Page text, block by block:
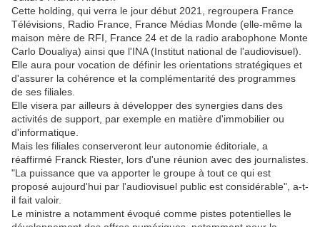
Cette holding, qui verra le jour début 2021, regroupera France
Télévisions, Radio France, France Médias Monde (elle-même la
maison mère de RFI, France 24 et de la radio arabophone Monte
Carlo Doualiya) ainsi que l'INA (Institut national de l'audiovisuel).
Elle aura pour vocation de définir les orientations stratégiques et
d'assurer la cohérence et la complémentarité des programmes
de ses filiales.
Elle visera par ailleurs à développer des synergies dans des
activités de support, par exemple en matière d'immobilier ou
d'informatique.
Mais les filiales conserveront leur autonomie éditoriale, a
réaffirmé Franck Riester, lors d'une réunion avec des journalistes.
"La puissance que va apporter le groupe à tout ce qui est
proposé aujourd'hui par l'audiovisuel public est considérable", a-t-
il fait valoir.
Le ministre a notamment évoqué comme pistes potentielles le